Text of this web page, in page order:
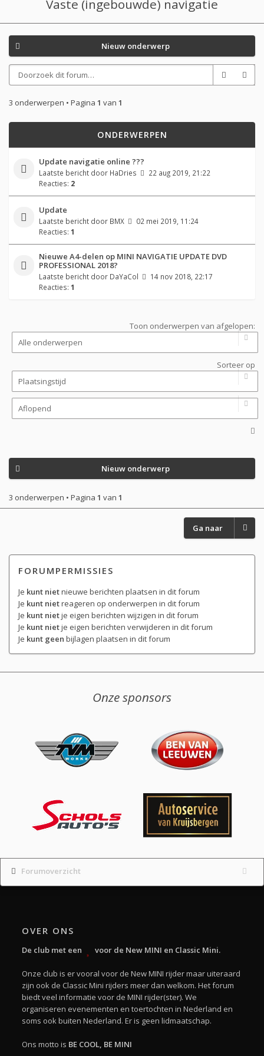
Vaste (ingebouwde) navigatie
Nieuw onderwerp
3 onderwerpen • Pagina 1 van 1
ONDERWERPEN
Update navigatie online ???
Laatste bericht door HaDries
22 aug 2019, 21:22
Reacties: 2
Update
Laatste bericht door BMX
02 mei 2019, 11:24
Reacties: 1
Nieuwe A4-delen op MINI NAVIGATIE UPDATE DVD
PROFESSIONAL 2018?
Laatste bericht door DaYaCol
14 nov 2018, 22:17
Reacties: 1
Toon onderwerpen van afgelopen:
Sorteer op
Nieuw onderwerp
3 onderwerpen • Pagina 1 van 1
Ga naar
FORUMPERMISSIES
Je kunt nietnieuwe berichten plaatsen in dit forum
Je kunt nietreageren op onderwerpen in dit forum
Je kunt nietje eigen berichten wijzigen in dit forum
Je kunt nietje eigen berichten verwijderen in dit forum
Je kunt geen bijlagen plaatsen in dit forum
Onze sponsors
Forumoverzicht
OVER ONS
De club met een voor de New MINI en Classic Mini.
Onze club is er vooral voor de New MINI rijder maar uiteraard
zijn ook de Classic Mini rijders meer dan welkom. Het forum
biedt veel informatie voor de MINI rijder(ster). We
organiseren evenementen en toertochten in Nederland en
soms ook buiten Nederland. Er is geen lidmaatschap.
Ons motto is BE COOL, BE MINI